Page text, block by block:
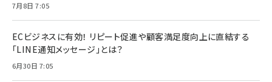
7月8日 7:05
ECビジネスに有効！ リピート促進や顧客満足度向上に直結する
「LINE通知メッセージ」とは？
6月30日 7:05